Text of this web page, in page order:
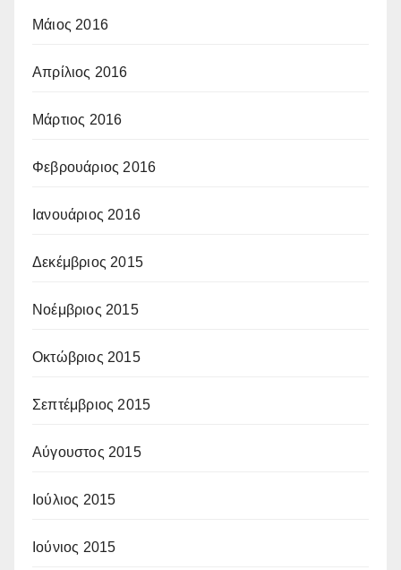
Μάιος 2016
Απρίλιος 2016
Μάρτιος 2016
Φεβρουάριος 2016
Ιανουάριος 2016
Δεκέμβριος 2015
Νοέμβριος 2015
Οκτώβριος 2015
Σεπτέμβριος 2015
Αύγουστος 2015
Ιούλιος 2015
Ιούνιος 2015